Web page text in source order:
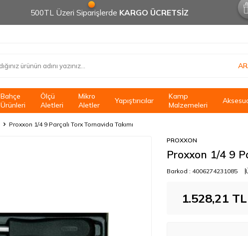
500TL Üzeri Siparişlerde KARGO ÜCRETSİZ
Bahçe
Ürünleri
Ölçü
Aletleri
Mikro
Aletler
Yapıştırıcılar
Kamp
Malzemeleri
Proxxon 1/4 9 Parçalı Torx Tornavida Takımı
PROXXON
Proxxon 1/4 9
Barkod : 4006274231085
1.528,21 TL